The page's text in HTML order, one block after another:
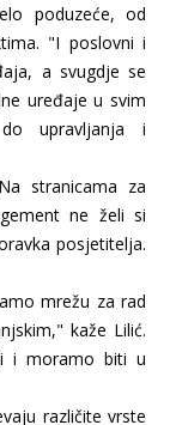
poduzeće, od
"I poslovni i
a svugdje se
uređaje u svim
upravljanja i
stranicama za
ne želi si
posjetitelja.
mrežu za rad
kaže Lilić.
i moramo biti u
različite vrste